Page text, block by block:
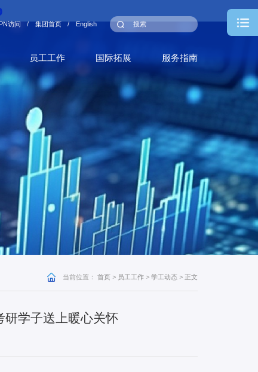
访问 / 集团首页 / English
员工工作 国际拓展 服务指南
当前位置： 首页 > 员工工作 > 学工动态 > 正文
学子送上暖心关怀